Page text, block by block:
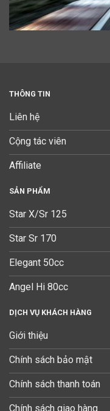
THÔNG TIN
Liên hệ
Cộng tác viên
Affiliate
SẢN PHẨM
Star X/Sr 125
Star Sr 170
Elegant 50cc
Angel Hi 80cc
DỊCH VỤ KHÁCH HÀNG
Giới thiệu
Chính sách bảo mật
Chính sách thanh toán
Chính sách giao hàng